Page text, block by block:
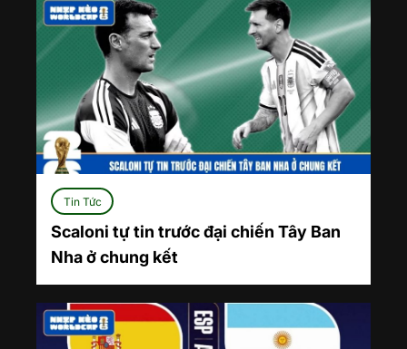
Tin Tức
Scaloni tự tin trước đại chiến Tây Ban
Nha ở chung kết